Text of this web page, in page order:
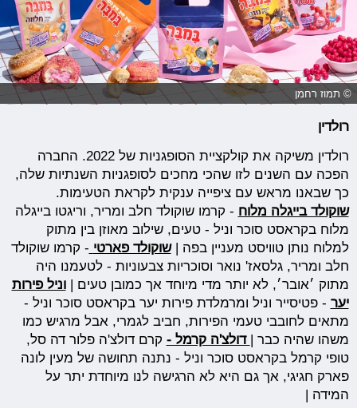
© תמוז רחמן
רולדין
רולדין משיקה את קולקציית הסופגניות של 2022. החברה
הפכה עם השנים לזו שהכי מחכים לסופגניות השנתיות שלה,
כך שבאנו מראש עם ציפייה ענקית לקראת הטעימות.
שוקולד בייגלה מלוח - קרמו שוקולד חלב ומריר, וריגטו בייגלה
מלוח בקראסט סוכר וניל - טעים, שילוב מאוזן בין מתוק
למלוח נותן טוויסט מעניין בפה |שוקולד פארטי - קרמו שוקולד
חלב ומריר, גלסאז' נואר וסוכריות צבעוניות - לטעמנו היה
מתוק ׳אובר׳, לא יותר מדי מיוחד אך כמובן טעים |וניל פירות
יער - פטיסייר וניל ומרמלדת פירות יער בקראסט סוכר וניל -
מתאים לחובבי טעמי הפירות, חביב לגמרי, אבל מרגיש כמו
משהו שהיה כבר | דולצ'ה קרמל - קרם דולצ'ה פלור דה סל,
טופי קרמל בקראסט סוכר וניל - נתנה תחושה של מעין לונה
פארק חגיגי, אך גם היא לא הרגישה לנו מיוחדת יתר על
המידה |